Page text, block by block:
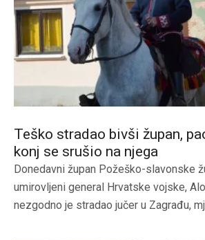
Teško stradao bivši župan,
konj se srušio na njega
Donedavni župan Požeško-slavonske
umirovljeni general Hrvatske vojske,
nezgodno je stradao jučer u Zagrađu,